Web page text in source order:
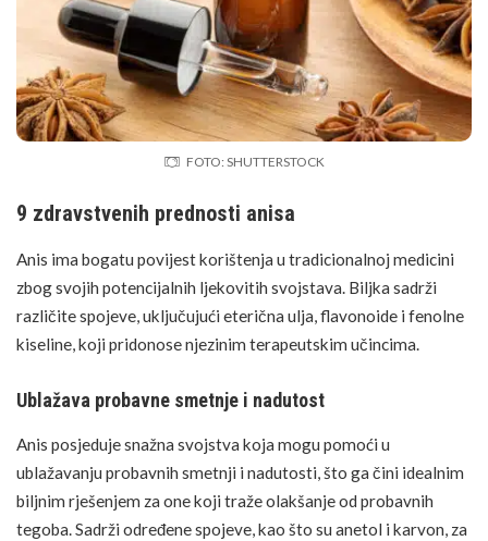
FOTO: SHUTTERSTOCK
9 zdravstvenih prednosti anisa
Anis ima bogatu povijest korištenja u tradicionalnoj medicini
zbog svojih potencijalnih ljekovitih svojstava. Biljka sadrži
različite spojeve, uključujući eterična ulja, flavonoide i fenolne
kiseline, koji pridonose njezinim terapeutskim učincima.
Ublažava probavne smetnje i nadutost
Anis posjeduje snažna svojstva koja mogu pomoći u
ublažavanju probavnih smetnji i nadutosti, što ga čini idealnim
biljnim rješenjem za one koji traže olakšanje od probavnih
tegoba. Sadrži određene spojeve, kao što su anetol i karvon, za